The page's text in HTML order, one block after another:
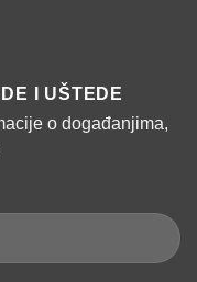
I UŠTEDE
o događanjima,